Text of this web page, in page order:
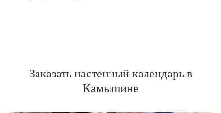
Заказать настенный календарь в
Камышине